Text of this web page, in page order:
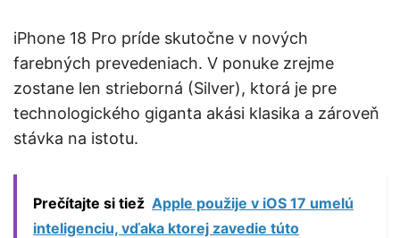
iPhone 18 Pro príde skutočne v nových
farebných prevedeniach. V ponuke zrejme
zostane len strieborná (Silver), ktorá je pre
technologického giganta akási klasika a zároveň
stávka na istotu.
Prečítajte si tiež Apple použije v iOS 17 umelú
inteligenciu, vďaka ktorej zavedie túto